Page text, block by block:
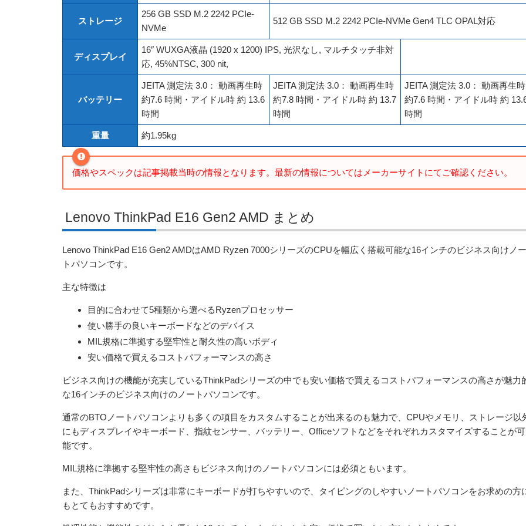
ストレージ
256 GB SSD M.2 2242 PCIe-
NVMe
512 GB SSD M.2 2242 PCIe-NVMe Gen4 TLC OPAL対応
ディスプレイ
16″ WUXGA液晶 (1920 x 1200) IPS, 光沢なし, マルチタッチ非対
応, 45%NTSC, 300 nit,
バッテリー
JEITA 測定法 3.0： 動画再生時
約7.6 時間・アイドル時 約 13.6
時間
JEITA 測定法 3.0： 動画再生時
約7.8 時間・アイドル時 約 13.7
時間
JEITA 測定法 3.0： 動画再生時
約7.6 時間・アイドル時 約
時間
重量 約1.95kg
価格やスペックは記事掲載当時の情報となります。最新の情報についてはメーカーサイトにてご確認ください。
Lenovo ThinkPad E16 Gen2 AMD まとめ
Lenovo ThinkPad E16 Gen2 AMDはAMD Ryzen 7000シリーズのCPUを幅広く搭載可能な16インチのビジネス向けノー
トパソコンです。
主な特徴は
目的に合わせて5種類から選べるRyzenプロセッサー
使い勝手の良いキーボードなどのデバイス
MIL規格に準拠する堅牢性と耐久性の高いボディ
安い価格で買えるコストパフォーマンスの高さ
ビジネス向けの機能が充実しているThinkPadシリーズの中でも安い価格で買えるコストパフォーマンスの高さが魅力
な16インチのビジネス向けのノートパソコンです。
通常のBTOノートパソコンよりも多くの項目をカスタムすることが出来るのも魅力で、CPUやメモリ、ストレージ以
にもディスプレイやキーボード、指紋センサー、バッテリー、Officeソフトなどをそれぞれカスタマイズすることが可
能です。
MIL規格に準拠する堅牢性の高さもビジネス向けのノートパソコンには必須ともいます。
また、ThinkPadシリーズは非常にキーボードが打ちやすいので、タイピングのしやすいノートパソコンをお求めの方
もとてもおすすめです。